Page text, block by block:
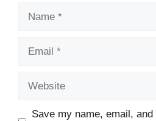
Save my name, email,